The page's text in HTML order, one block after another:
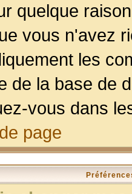
quelque
vous n'avez
les
de la base de
vous dans
page